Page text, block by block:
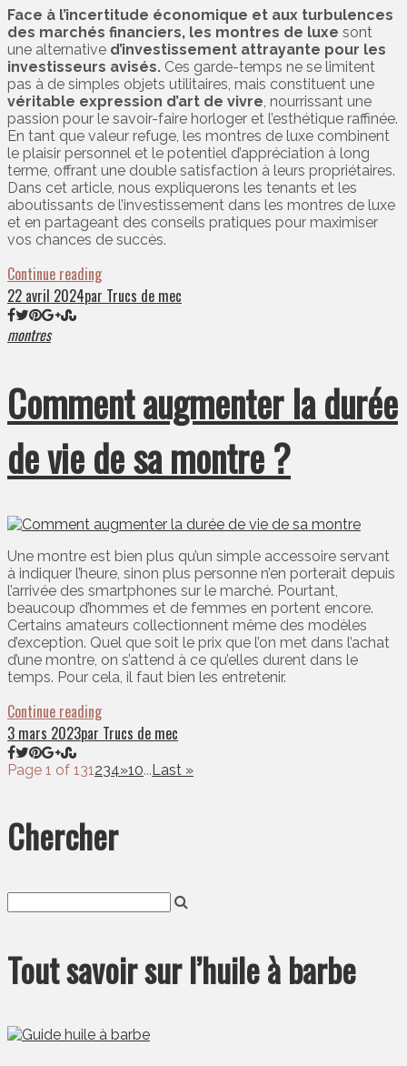
Face à l’incertitude économique et aux turbulences
des marchés financiers, les montres de luxe sont
une alternative d’investissement attrayante pour les
investisseurs avisés. Ces garde-temps ne se limitent
pas à de simples objets utilitaires, mais constituent une
véritable expression d’art de vivre, nourrissant une
passion pour le savoir-faire horloger et l’esthétique raffinée.
En tant que valeur refuge, les montres de luxe combinent
le plaisir personnel et le potentiel d’appréciation à long
terme, offrant une double satisfaction à leurs propriétaires.
Dans cet article, nous expliquerons les tenants et les
aboutissants de l’investissement dans les montres de luxe
et en partageant des conseils pratiques pour maximiser
vos chances de succès.
Continue reading
22 avril 2024par Trucs de mec
montres
Comment augmenter la durée
de vie de sa montre ?
Une montre est bien plus qu’un simple accessoire servant
à indiquer l’heure, sinon plus personne n’en porterait depuis
l’arrivée des smartphones sur le marché. Pourtant,
beaucoup d’hommes et de femmes en portent encore.
Certains amateurs collectionnent même des modèles
d’exception. Quel que soit le prix que l’on met dans l’achat
d’une montre, on s’attend à ce qu’elles durent dans le
temps. Pour cela, il faut bien les entretenir.
Continue reading
3 mars 2023par Trucs de mec
Page 1 of 131 234»10...Last »
Chercher
Tout savoir sur l’huile à barbe